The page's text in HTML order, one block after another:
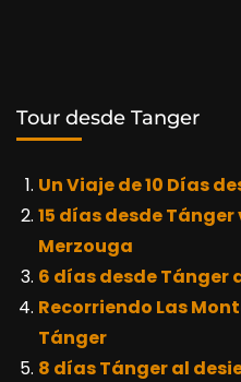
Tour desde Tanger
Un Viaje de 10 Días
15 días desde
Merzouga
6 días desde Tánger
Recorriendo Las
Tánger
8 días Tánger al